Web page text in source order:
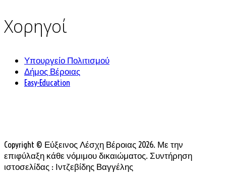
Χορηγοί
Υπουργείο Πολιτισμού
Δήμος Βέροιας
Easy-Education
Copyright © Εύξεινος Λέσχη Βέροιας 2026. Με την
επιφύλαξη κάθε νόμιμου δικαιώματος. Συντήρηση
ιστοσελίδας : Ιντζεβίδης Βαγγέλης